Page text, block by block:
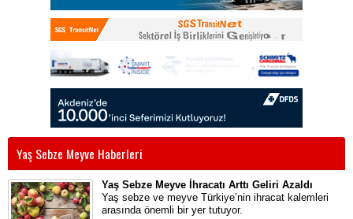
Yaş Sebze Meyve Haberleri
Yaş Sebze Meyve İhracatı Arttı Geliri Azaldı
Yaş sebze ve meyve Türkiye’nin ihracat kalemleri
arasında önemli bir yer tutuyor.